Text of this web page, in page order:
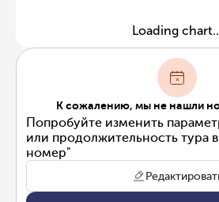
Loading
К сожалению, мы не нашли
Попробуйте изменить
или продолжительность тура
номер"